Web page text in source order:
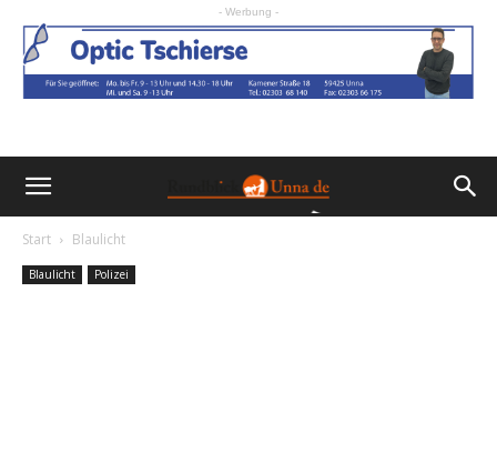
- Werbung -
Start Blaulicht
Blaulicht Polizei